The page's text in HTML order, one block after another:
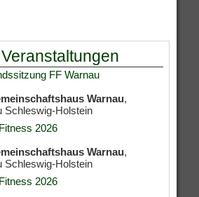
FF Warnau
Warnau,
Schleswig-Holstein
2026
Warnau,
Schleswig-Holstein
2026